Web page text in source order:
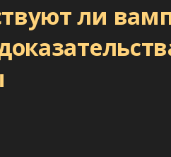
ли